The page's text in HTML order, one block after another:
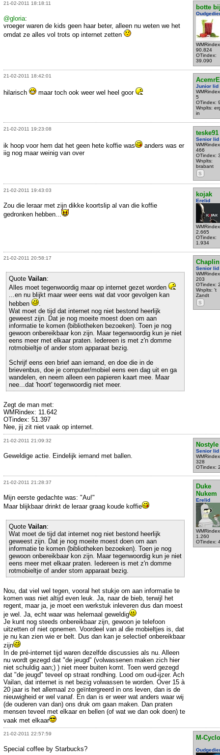
21-02-2011 18:18:11
botte
90.824
OTindex:
39.090
@gloria:
vroeger waren de kids geen haar beter, alleen nu weten we het
omdat ze alles vol trots op internet zetten
21-02-2011 18:42:01
Junior lid
5
OTindex:
Wnplts:
in
hilarisch maar toch ook weer wel heel goor
21-02-2011 19:23:08
teske91
Senior lid
466
OTindex:
Wnplts:
brabant
S
ik hoop voor hem dat het geen hete koffie was
anders was er
iig nog maar weinig van over
21-02-2011 19:43:03
kojak
Erelid
2.665
OTindex:
1.934
Zou die leraar met zijn dikke koortslip al van die koffie
gedronken hebben...
21-02-2011 20:58:17
Chaplin
Senior lid
203
OTindex:
Wnplts: 't
Zandt
S
Quote Vailan:
Alles moet tegenwoordig maar op internet gezet worden
...en nu blijkt maar weer eens wat dat voor gevolgen kan
hebben
.
Wat moet de tijd dat internet nog niet bestond heerlijk
geweest zijn. Dat je nog moeite moest doen om aan
informatie te komen (bibliotheken bezoeken). Toen je nog
gewoon onbereikbaar kon zijn. Maar tegenwoordig kun je niet
eens meer met elkaar praten. Iedereen is met z'n domme
rotmobieltje of ander stom apparaat bezig.
Schrijf eens een brief aan iemand, en doe die in de
brievenbus, doe je computer/mobiel eens een dag uit en ga
wandelen, en neem alleen een papieren kaart mee. Maar
nee...dat 'hoort' tegenwoordig niet meer.
Zegt de man met:
WMRindex: 11.642
OTindex: 51.397
Nee, jij zit niet vaak op internet.
21-02-2011 21:09:32
Nostyle
Senior lid
328
OTindex:
Geweldige actie. Eindelijk iemand met ballen.
21-02-2011 21:28:37
Duke
Nukem
Erelid
1.260
OTindex:
Mijn eerste gedachte was: "Au!"
Maar blijkbaar drinkt de leraar graag koude koffie
Quote Vailan:
Wat moet de tijd dat internet nog niet bestond heerlijk
geweest zijn. Dat je nog moeite moest doen om aan
informatie te komen (bibliotheken bezoeken). Toen je nog
gewoon onbereikbaar kon zijn. Maar tegenwoordig kun je niet
eens meer met elkaar praten. Iedereen is met z'n domme
rotmobieltje of ander stom apparaat bezig.
Nou, dat viel wel tegen, vooral het stukje om aan informatie te
komen was niet altijd even leuk. Ja, naar de bieb, terwijl het
regent, maar ja, je moet een werkstuk inleveren dus dan moest
je wel. Ja, echt waar was helemaal geweldig
Je kunt nog steeds onbereikbaar zijn, gewoon je telefoon
uitzetten of niet opnemen. Voordeel van al die mobieltjes is, dat
je nu kan zien wie er belt. Dus dan kan je selectief onbereikbaar
zijn
In de pré-internet tijd waren dezelfde discussies als nu. Alleen
nu wordt gezegd dat "de jeugd" (volwassenen maken zich hier
niet schuldig aan;) ) niet meer buiten komt. Toen werd gezegd
dat "de jeugd" teveel op straat rondhing. Lood om oud-ijzer. Ach
Vailan, dat internet is net bezig volwassen te worden. Over 15 à
20 jaar is het allemaal zo geïntergreerd in ons leven, dan is de
nieuwigheid er wel vanaf. En dan is er weer wat anders waar wij
(de ouderen van dan) ons druk om gaan maken. Dan praten
mensen teveel met elkaar en bellen (of wat we dan ook doen) te
vaak met elkaar
21-02-2011 22:57:59
M-
Special coffee by Starbucks?